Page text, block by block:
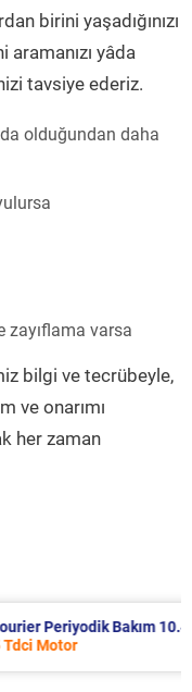
birini yaşadığınızı
yâda
tavsiye ederiz.
olduğundan daha
zayıflama varsa
bilgi ve tecrübeyle,
ve onarımı
her zaman
Bakım 10.485 TL